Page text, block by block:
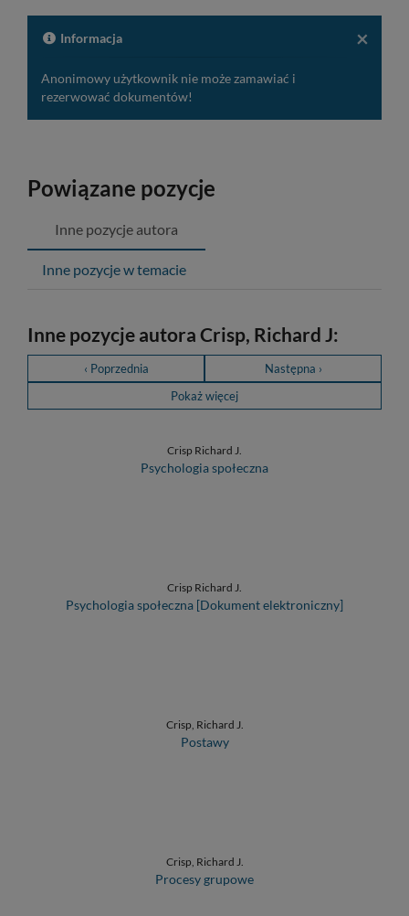
do
×
Informacja
Anonimowy użytkownik nie może zamawiać i
rezerwować dokumentów!
Powiązane pozycje
Inne pozycje autora
Inne pozycje w temacie
Inne pozycje autora Crisp, Richard J:
‹ Poprzednia
Następna ›
Pokaż więcej
Crisp Richard J.
Psychologia społeczna
Crisp Richard J.
Psychologia społeczna [Dokument elektroniczny]
Crisp, Richard J.
Postawy
Crisp, Richard J.
Procesy grupowe